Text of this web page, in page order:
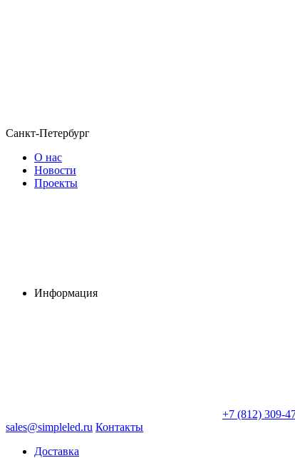
Санкт-Петербург
О нас
Новости
Проекты
Информация
+7 (812) 309-
sales@simpleled.ru Контакты
Доставка